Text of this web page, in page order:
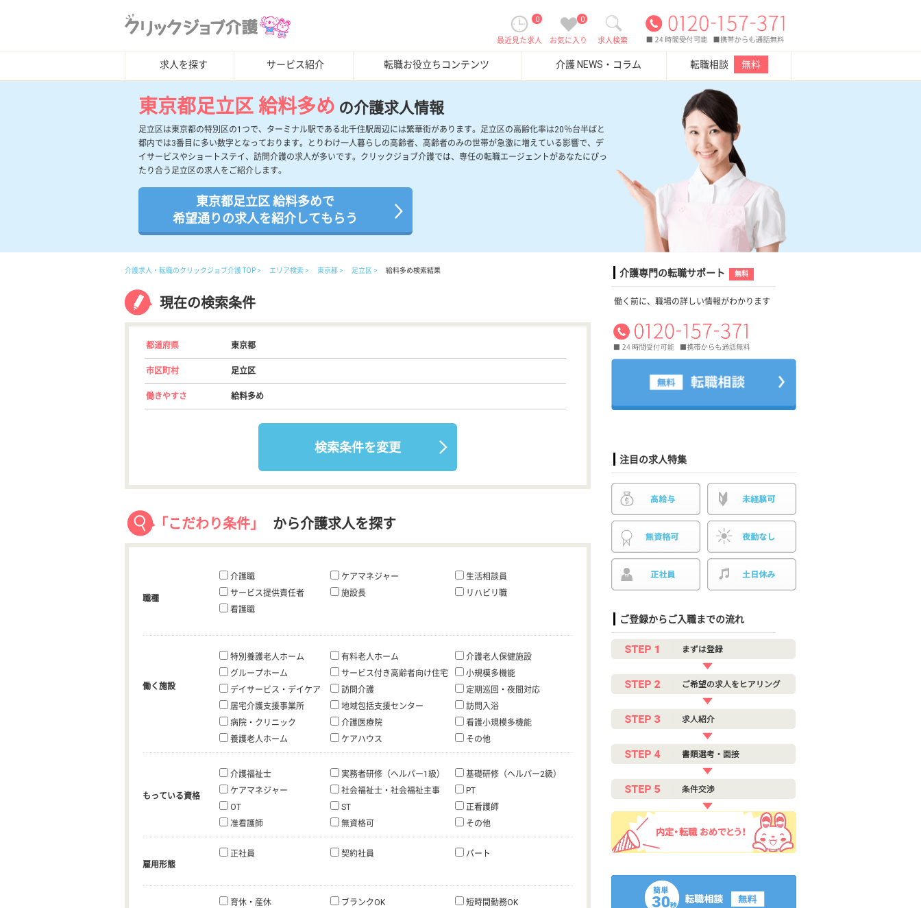
求人検索
0
お気に入り
0
最近見た求人
求人を探す サービス紹介 転職お役立ちコンテンツ 介護 NEWS・コラム 転職相談 無料
東京都足立区 給料多め の介護求人情報
足立区は東京都の特別区の1つで、ターミナル駅である北千住駅周辺には繁華街があります。足立区の高齢化率は20％台半ばと
都内では3番目に多い数字となっております。とりわけ一人暮らしの高齢者、高齢者のみの世帯が急激に増えている影響で、デ
イサービスやショートステイ、訪問介護の求人が多いです。クリックジョブ介護では、専任の転職エージェントがあなたにぴっ
たり合う足立区の求人をご紹介します。
東京都足立区 給料多めで
希望通りの求人を紹介してもらう
介護求人・転職のクリックジョブ介護 TOP エリア検索 東京都 足立区 給料多め検索結果
現在の検索条件
都道府県 東京都
市区町村 足立区
働きやすさ 給料多め
検索条件を変更
「こだわり条件」 から介護求人を探す
職種
介護職 ケアマネジャー
生活相談員
サービス提供責任者
施設長
リハビリ職
看護職
働く施設
特別養護老人ホーム 有料老人ホーム
介護老人保健施設
グループホーム
サービス付き高齢者向け住宅
小規模多機能
デイサービス・デイケア
訪問介護
定期巡回・夜間対応
居宅介護支援事業所
地域包括支援センター
訪問入浴
病院・クリニック
介護医療院
看護小規模多機能
養護老人ホーム
ケアハウス その他
もっている資格
介護福祉士 実務者研修（ヘルパー1級）
基礎研修（ヘルパー2級）
ケアマネジャー
社会福祉士・社会福祉主事
PT
OT
ST
正看護師
准看護師
無資格可 その他
雇用形態
正社員 契約社員 パート
育休・産休 ブランクOK
短時間勤務OK
介護専門の転職サポート 無料
働く前に、職場の詳しい情報がわかります
注目の求人特集
ご登録からご入職までの流れ